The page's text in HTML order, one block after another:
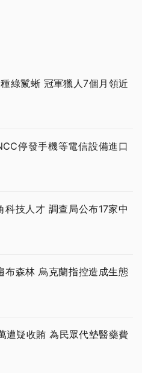
綠鬣蜥 冠軍獵人7個月領近
停發手機等電信設備進口
科技人才 調查局公布17家中
布森林 烏克蘭指控造成生態
遭疑收賄 為民眾代墊醫藥費